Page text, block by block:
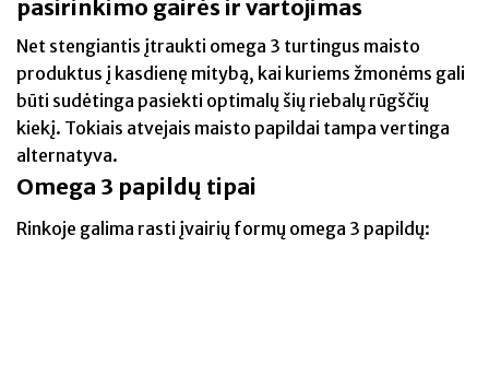
pasirinkimo gairės ir vartojimas
Net stengiantis įtraukti omega 3 turtingus maisto
produktus į kasdienę mitybą, kai kuriems žmonėms gali
būti sudėtinga pasiekti optimalų šių riebalų rūgščių
kiekį. Tokiais atvejais maisto papildai tampa vertinga
alternatyva.
Omega 3 papildų tipai
Rinkoje galima rasti įvairių formų omega 3 papildų: